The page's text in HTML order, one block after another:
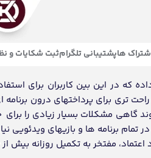
هاپشتیبانی تلگرامثبت شکایات و
که در این بین کاربران برای
راحت تری برای پرداختهای درون
گاهی مشکلات بسیار زیادی را
برنامه ها و بازیهای ویدئویی
بیش از 500 سفارشات کاربران ایرانی میباشد.